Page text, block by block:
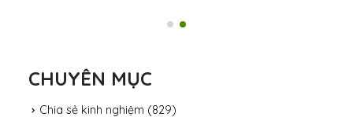
CHUYÊN MỤC
Chia sẻ kinh nghiệm (829)